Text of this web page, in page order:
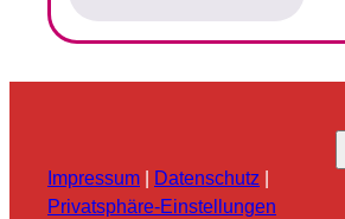
Impressum | Datenschutz |
Privatsphäre-Einstellungen